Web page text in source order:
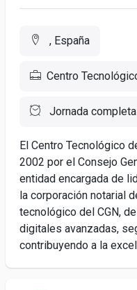
, España
Centro
Jornada completa
El Centro Tecnológico
2002 por el Consejo
entidad encargada de
la corporación notarial
tecnológico del CGN,
digitales avanzadas,
contribuyendo a la